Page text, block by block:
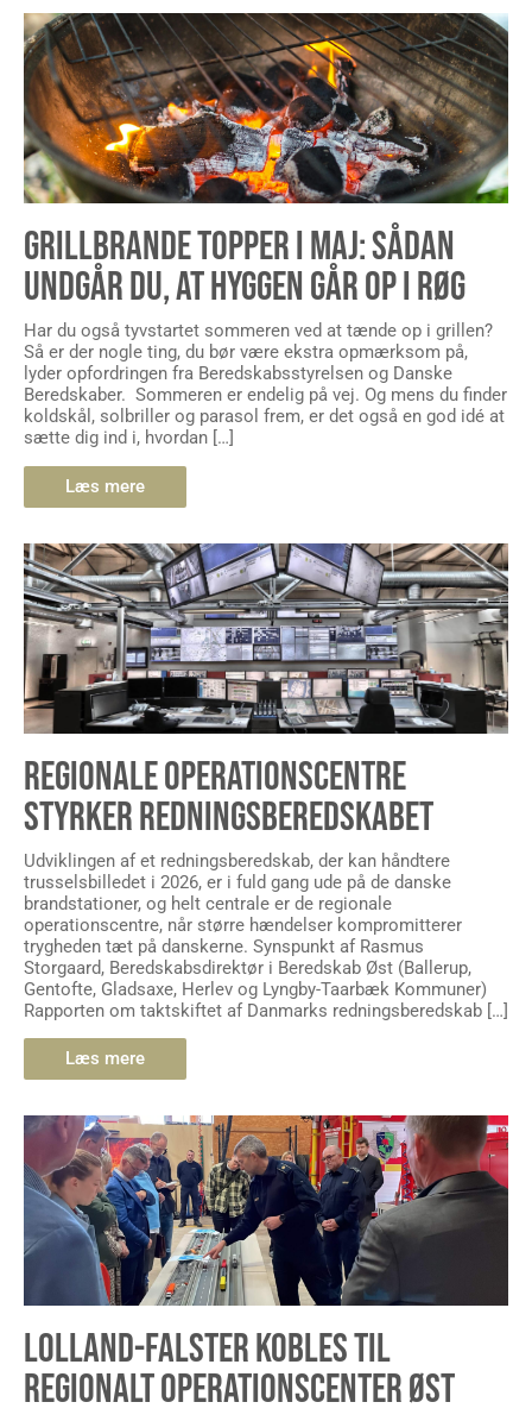
GRILLBRANDE TOPPER I MAJ: SÅDAN
UNDGÅR DU, AT HYGGEN GÅR OP I RØG
Har du også tyvstartet sommeren ved at tænde op i grillen?
Så er der nogle ting, du bør være ekstra opmærksom på,
lyder opfordringen fra Beredskabsstyrelsen og Danske
Beredskaber. Sommeren er endelig på vej. Og mens du finder
koldskål, solbriller og parasol frem, er det også en god idé at
sætte dig ind i, hvordan […]
Læs mere
REGIONALE OPERATIONSCENTRE
STYRKER REDNINGSBEREDSKABET
Udviklingen af et redningsberedskab, der kan håndtere
trusselsbilledet i 2026, er i fuld gang ude på de danske
brandstationer, og helt centrale er de regionale
operationscentre, når større hændelser kompromitterer
trygheden tæt på danskerne. Synspunkt af Rasmus
Storgaard, Beredskabsdirektør i Beredskab Øst (Ballerup,
Gentofte, Gladsaxe, Herlev og Lyngby-Taarbæk Kommuner)
Rapporten om taktskiftet af Danmarks redningsberedskab […]
Læs mere
LOLLAND-FALSTER KOBLES TIL
REGIONALT OPERATIONSCENTER ØST